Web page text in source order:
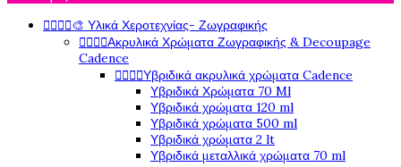
🎨 Υλικά Χεροτεχνίας- Ζωγραφικής
Ακρυλικά Χρώματα Ζωγραφικής & Decoupage
Cadence
Υβριδικά ακρυλικά χρώματα Cadence
Υβριδικά Χρώματα 70 Ml
Υβριδικά χρώματα 120 ml
Υβριδικά χρώματα 500 ml
Υβριδικά χρώματα 2 lt
Υβριδικά μεταλλικά χρώματα 70 ml